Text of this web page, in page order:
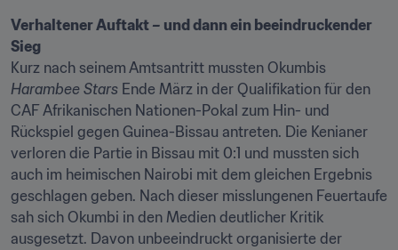
Verhaltener Auftakt – und dann ein beeindruckender
Sieg
Harambee Stars Ende März in der Qualifikation für den
CAF Afrikanischen Nationen-Pokal zum Hin- und
Rückspiel gegen Guinea-Bissau antreten. Die Kenianer
verloren die Partie in Bissau mit 0:1 und mussten sich
auch im heimischen Nairobi mit dem gleichen Ergebnis
geschlagen geben. Nach dieser misslungenen Feuertaufe
sah sich Okumbi in den Medien deutlicher Kritik
ausgesetzt. Davon unbeeindruckt organisierte der